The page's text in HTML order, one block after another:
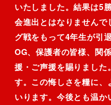
いたしました。結果は5
会進出とはなりません
グ戦をもって4年生が引
OG、保護者の皆様、関
援・ご声援を賜りました
す。この悔しさを糧に、
いります。今後とも温か